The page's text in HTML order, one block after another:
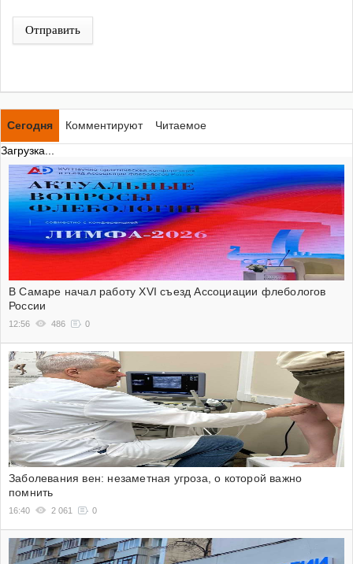
Отправить
Сегодня Комментируют
Читаемое
Загрузка...
В Самаре начал работу XVI съезд Ассоциации флебологов
России
12:56 486 0
Заболевания вен: незаметная угроза, о которой важно
помнить
16:40 2 061 0